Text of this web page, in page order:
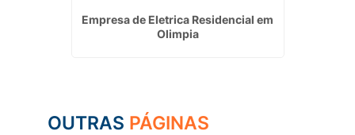
Empresa de Eletrica Residencial em
Olimpia
OUTRAS PÁGINAS